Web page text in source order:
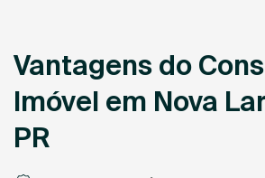
Vantagens do
Imóvel em Nova
PR